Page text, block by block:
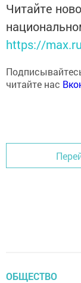
Читайте
https://
читайте нас
ОБЩЕСТВО